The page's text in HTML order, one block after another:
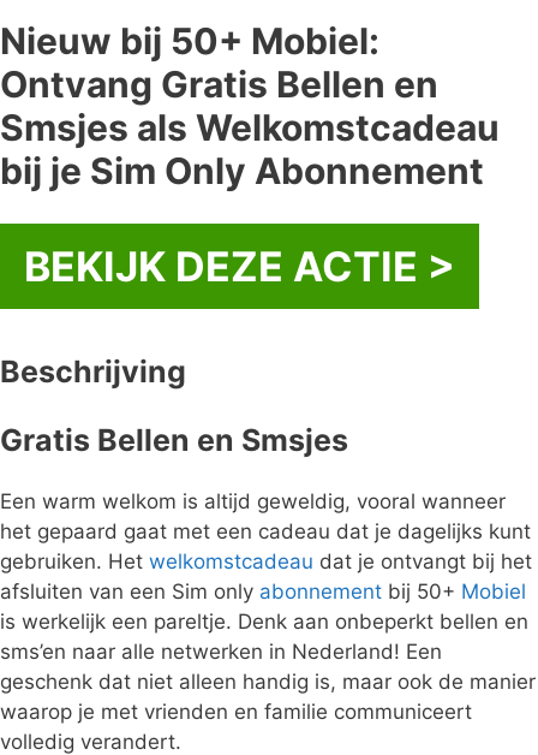
Nieuw bij 50+ Mobiel:
Ontvang Gratis Bellen en
Smsjes als Welkomstcadeau
bij je Sim Only Abonnement
BEKIJK DEZE ACTIE >
Beschrijving
Gratis Bellen en Smsjes
Een warm welkom is altijd geweldig, vooral wanneer
het gepaard gaat met een cadeau dat je dagelijks kunt
gebruiken. Het welkomstcadeau dat je ontvangt bij het
afsluiten van een Sim only abonnement bij 50+ Mobiel
is werkelijk een pareltje. Denk aan onbeperkt bellen en
sms’en naar alle netwerken in Nederland! Een
geschenk dat niet alleen handig is, maar ook de manier
waarop je met vrienden en familie communiceert
volledig verandert.